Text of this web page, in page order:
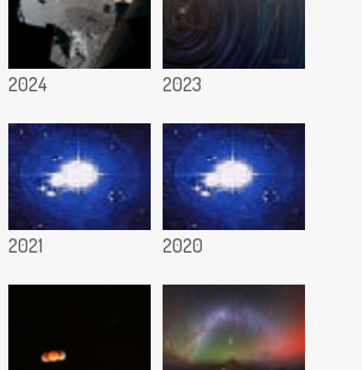
2024 2023
2021 2020